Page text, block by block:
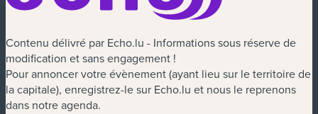
Contenu délivré par Echo.lu - Informations sous réserve de
modification et sans engagement !
Pour annoncer votre évènement (ayant lieu sur le territoire de
la capitale), enregistrez-le sur Echo.lu et nous le reprenons
dans notre agenda.